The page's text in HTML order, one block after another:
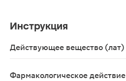
Инструкция
Действующее вещество (лат)
Фармакологическое действие